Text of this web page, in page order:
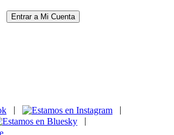
Entrar a Mi Cuenta
|
|
|